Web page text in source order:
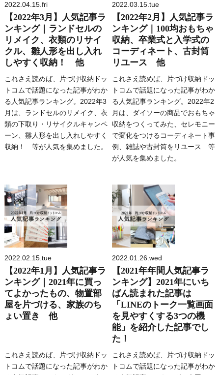
2022.04.15.fri
【2022年3月】人気記事ラ
ンキング｜ランドセルの
リメイク、衣類のリサイ
クル、雛人形を出し入れ
しやすく収納！ 他
これさえ読めば、片づけ収納ドッ
トコムで話題になった記事がわか
る人気記事ランキング。2022年3
月は、ランドセルのリメイク、衣
類の下取り・リサイクルキャンペ
ーン、雛人形を出し入れしやすく
収納！ 等が人気を集めました。
2022.03.15.tue
【2022年2月】人気記事ラ
ンキング｜100均おもちゃ
収納、卒業式と入学式の
コーディネート、古封筒
リユース 他
これさえ読めば、片づけ収納ドッ
トコムで話題になった記事がわか
る人気記事ランキング。2022年2
月は、ダイソーの商品でおもちゃ
収納をつくってみた、セレモニー
で変化をつけるコーディネート事
例、雑誌や古封筒をリユース 等
が人気を集めました。
2022.02.15.tue
【2022年1月】人気記事ラ
ンキング｜2021年に買っ
てよかったもの、物置部
屋を片づける、家族のち
ょい置き 他
これさえ読めば、片づけ収納ドッ
トコムで話題になった記事がわか
2022.01.26.wed
【2021年年間人気記事ラ
ンキング】2021年にいち
ばん読まれた記事は
「LINEのトーク一覧画面
を見やすくする3つの機
能」を紹介した記事でし
た！
これさえ読めば、片づけ収納ドッ
トコムで話題になった記事がわか